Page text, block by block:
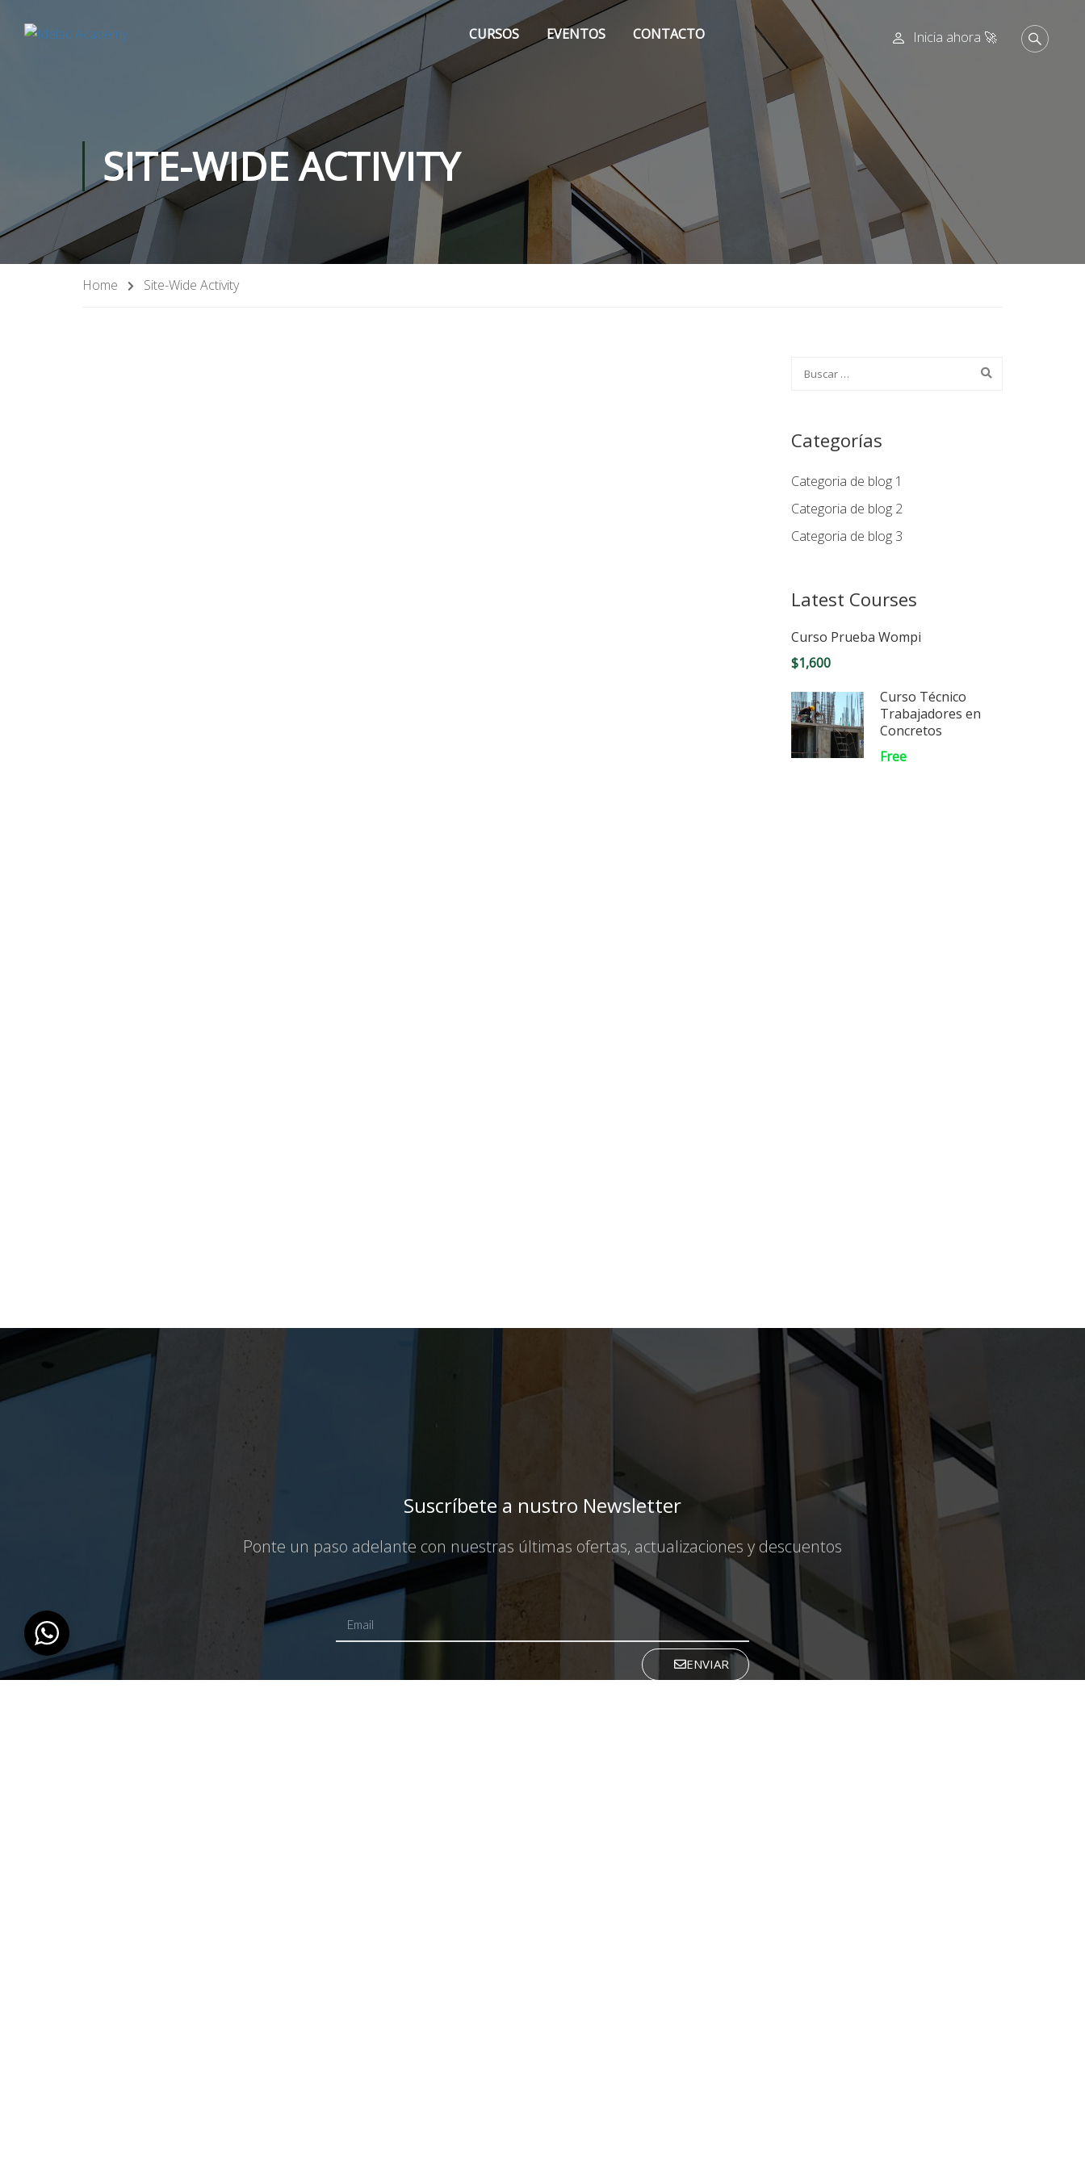
CURSOS EVENTOS CONTACTO Inicia ahora 🚀
SITE-WIDE ACTIVITY
Home Site-Wide Activity
Categorías
Categoria de blog 1
Categoria de blog 2
Categoria de blog 3
Latest Courses
Curso Prueba Wompi
$1,600
Curso Técnico
Trabajadores en
Concretos
Free
Suscríbete a nustro Newsletter
Ponte un paso adelante con nuestras últimas ofertas, actualizaciones y descuentos
ENVIAR